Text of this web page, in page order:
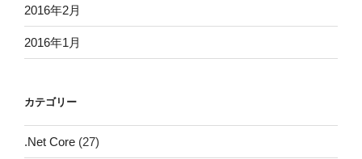
2016年2月
2016年1月
カテゴリー
.Net Core (27)